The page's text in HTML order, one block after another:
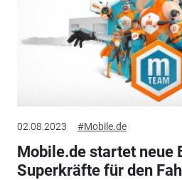
02.08.2023 #Mobile.de
Mobile.de startet neue
Superkräfte für den